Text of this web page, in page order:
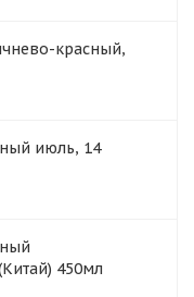
красный,
июль, 14
450мл